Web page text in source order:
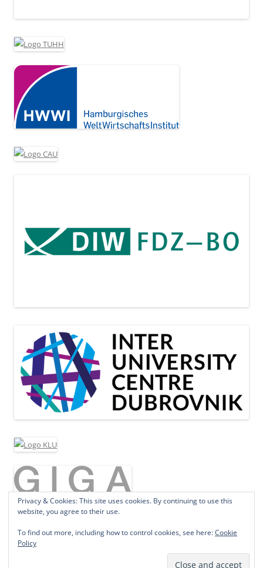
Privacy & Cookies: This site uses cookies. By continuing to use this
website, you agree to their use.
To find out more, including how to control cookies, see here:Cookie
Policy